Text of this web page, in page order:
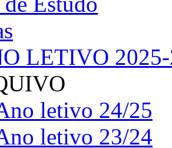
LETIVO
letivo 24/25
letivo 23/24